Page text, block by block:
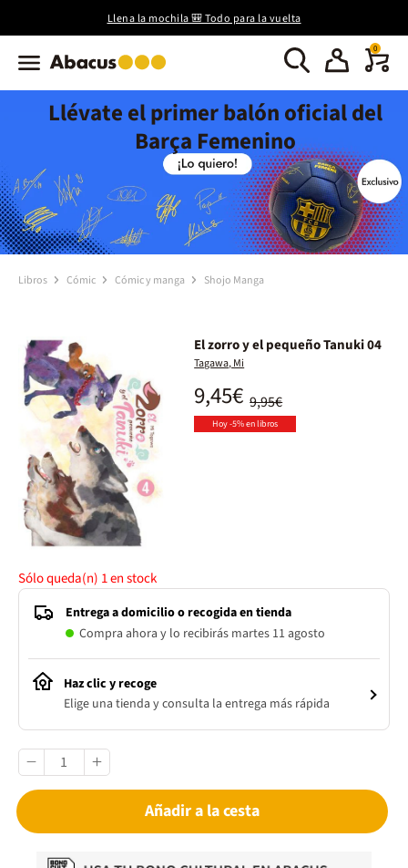
Llena la mochila 🎒 Todo para la vuelta
0
Llévate el primer balón oficial del
Barça Femenino
Libros Cómic Cómic y manga Shojo Manga
El zorro y el pequeño Tanuki 04
Tagawa, Mi
9,95€
9,45€
Hoy -5% en libros
Sólo queda(n) 1en stock
Entrega a domicilio o recogida en tienda
Compra ahora y lo recibirás martes 11 agosto
Haz clic y recoge
Elige una tienda y consulta la entrega más rápida
Añadir a la cesta